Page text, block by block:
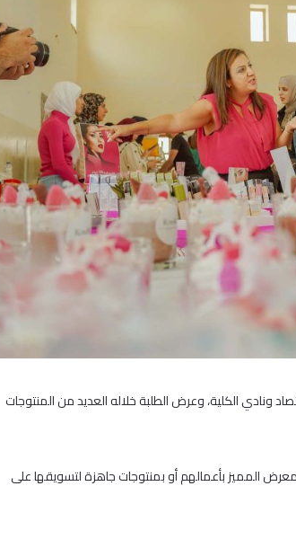
ونادي الكلية، وعرض الطلبة خلاله العديد من المنتوجات
المميز بأعمالهم أو بمنتوجات جاهزة لتسويقها على